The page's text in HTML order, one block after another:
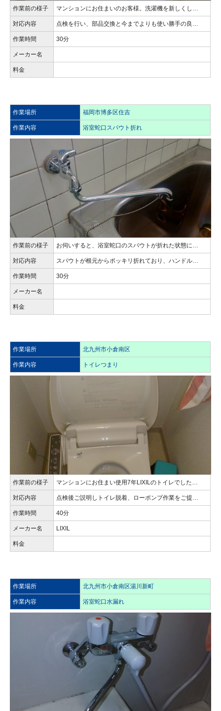
作業前の様子 マンションにお住まいのお客様。洗濯機を新しくし…
対応内容 点検を行い、部品交換と今までよりも使い勝手の良…
作業時間 30分
メーカー名
料金
作業場所 福岡市博多区住吉
作業内容 浴室蛇口スパウト折れ
作業前の様子 お伺いすると、浴室蛇口のスパウトが折れた状態に…
対応内容 スパウトが根元からポッキリ折れており、ハンドル…
作業時間 30分
メーカー名
料金
作業場所 北九州市小倉南区
作業内容 トイレつまり
作業前の様子 マンションにお住まい使用7年LIXILのトイレでした…
対応内容 点検後ご説明しトイレ脱着、ローポンプ作業をご提…
作業時間 40分
メーカー名 LIXIL
料金
作業場所 北九州市小倉南区湯川新町
作業内容 浴室蛇口水漏れ